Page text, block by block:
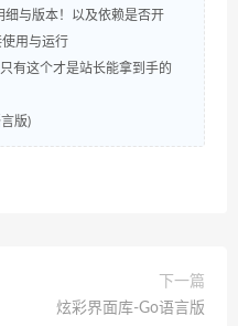
细与版本！以及依赖是否开
用与运行
有这个才是站长能拿到手的
版)
下一篇
炫彩界面库-Go语言版